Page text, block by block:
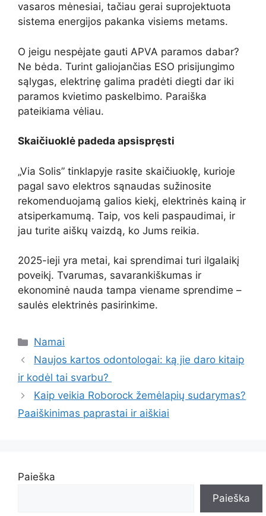
vasaros mėnesiai, tačiau gerai suprojektuota
sistema energijos pakanka visiems metams.
O jeigu nespėjate gauti APVA paramos dabar?
Ne bėda. Turint galiojančias ESO prisijungimo
sąlygas, elektrinę galima pradėti diegti dar iki
paramos kvietimo paskelbimo. Paraiška
pateikiama vėliau.
Skaičiuoklė padeda apsispręsti
„Via Solis” tinklapyje rasite skaičiuoklę, kurioje
pagal savo elektros sąnaudas sužinosite
rekomenduojamą galios kiekį, elektrinės kainą ir
atsiperkamumą. Taip, vos keli paspaudimai, ir
jau turite aiškų vaizdą, ko Jums reikia.
2025-ieji yra metai, kai sprendimai turi ilgalaikį
poveikį. Tvarumas, savarankiškumas ir
ekonominė nauda tampa viename sprendime –
saulės elektrinės pasirinkime.
Kategorijos
Namai
Naujos kartos odontologai: ką jie daro kitaip
ir kodėl tai svarbu?
Kaip veikia Roborock žemėlapių sudarymas?
Paaiškinimas paprastai ir aiškiai
Paieška
Paieška